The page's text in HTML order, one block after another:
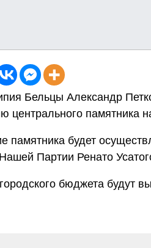
Бельцы Александр
центрального памятника
памятника будет
Партии Ренато
бюджета будут